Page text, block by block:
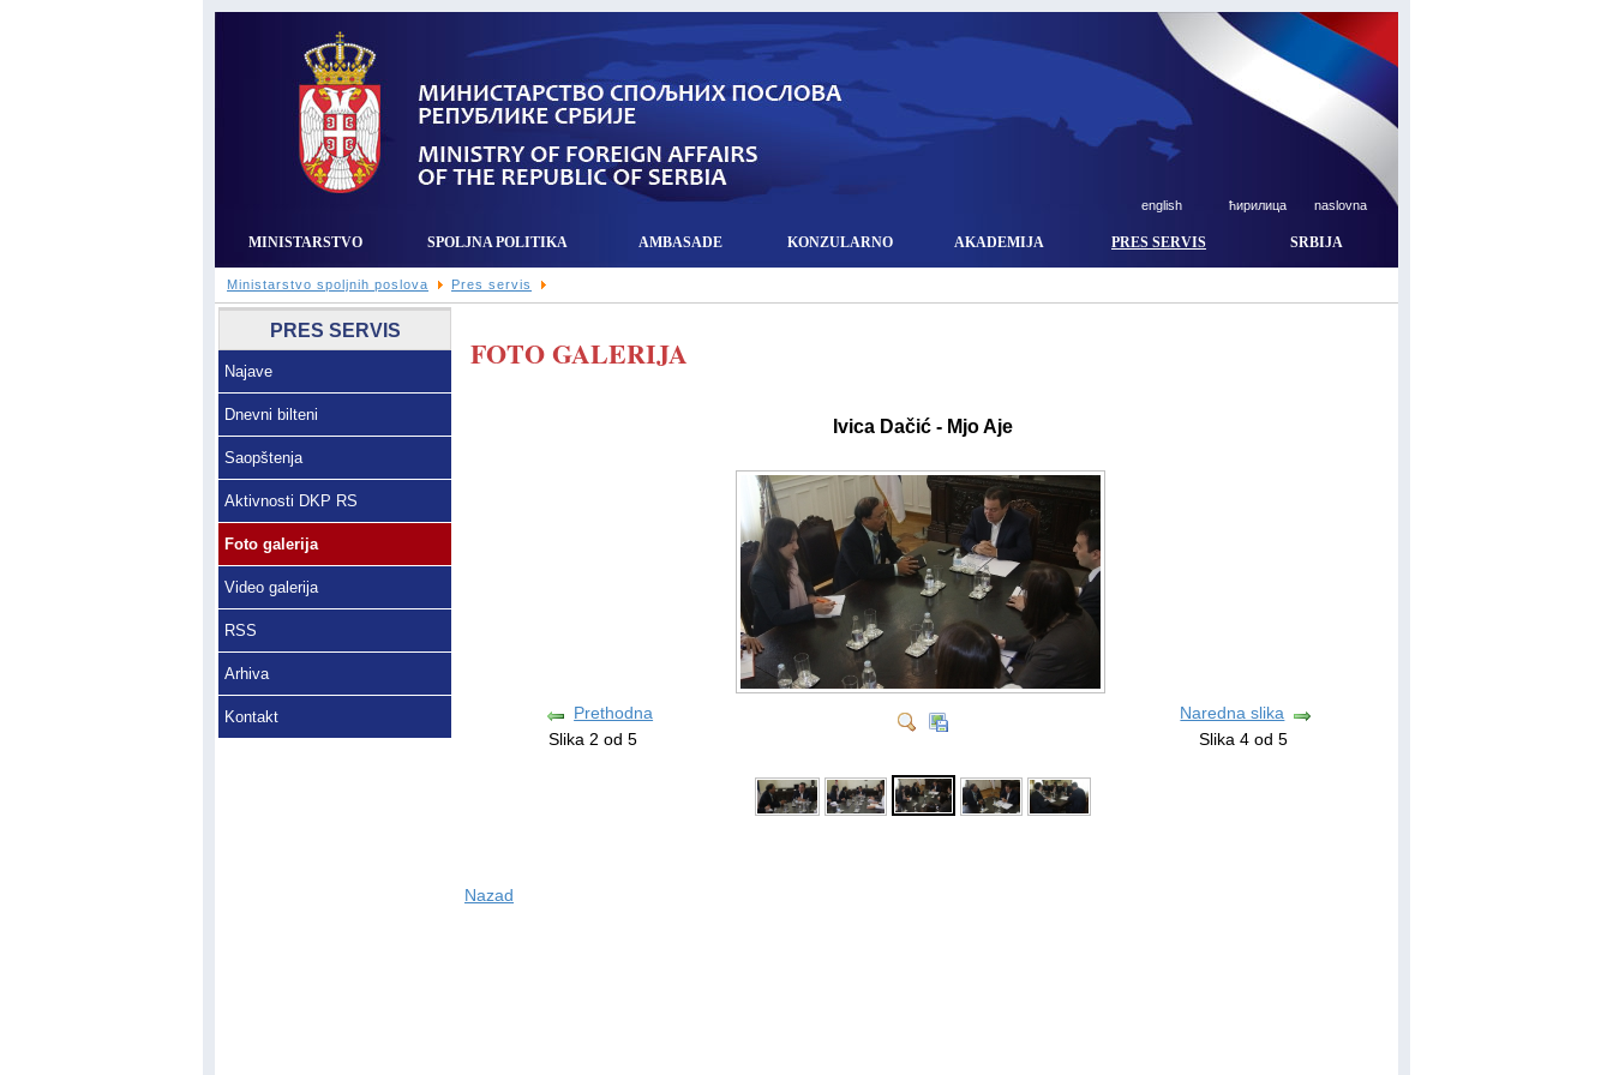
english ћирилица naslovna
MINISTARSTVO SPOLJNA POLITIKA AMBASADE KONZULARNO AKADEMIJA PRES SERVIS SRBIJA
Ministarstvo spoljnih poslova Pres servis
PRES SERVIS
Najave
Dnevni bilteni
Saopštenja
Aktivnosti DKP RS
Foto galerija
Video galerija
RSS
Arhiva
Kontakt
FOTO GALERIJA
Ivica Dačić - Mjo Aje
Prethodna
Slika 2 od 5
Naredna slika
Slika 4 od 5
Nazad